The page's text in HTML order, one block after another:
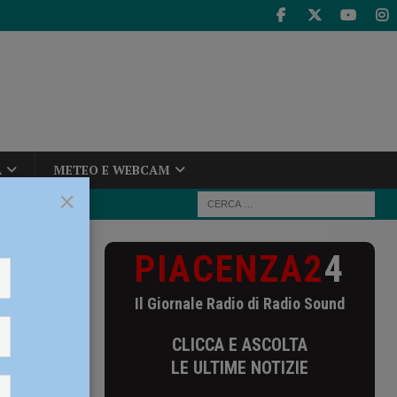
METEO E WEBCAM
PIACENZA24
Il Giornale Radio di Radio Sound
CLICCA E ASCOLTA
LE ULTIME NOTIZIE
×